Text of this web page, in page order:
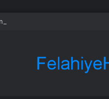
en uzun aktarmasız